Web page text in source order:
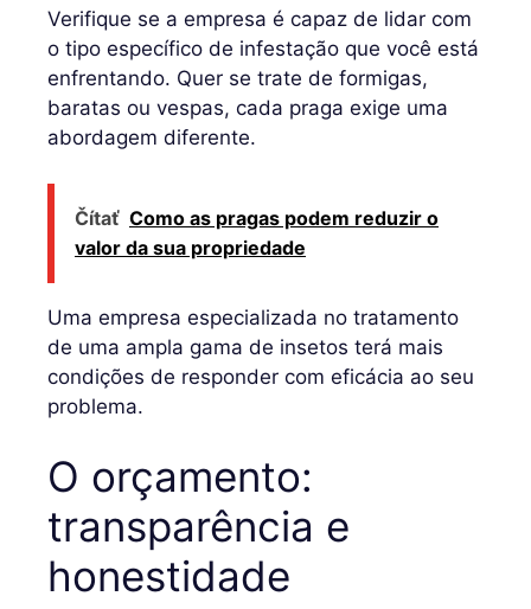
Verifique se a empresa é capaz de lidar com
o tipo específico de infestação que você está
enfrentando. Quer se trate de formigas,
baratas ou vespas, cada praga exige uma
abordagem diferente.
Čítať Como as pragas podem reduzir o
valor da sua propriedade
Uma empresa especializada no tratamento
de uma ampla gama de insetos terá mais
condições de responder com eficácia ao seu
problema.
O orçamento:
transparência e
honestidade